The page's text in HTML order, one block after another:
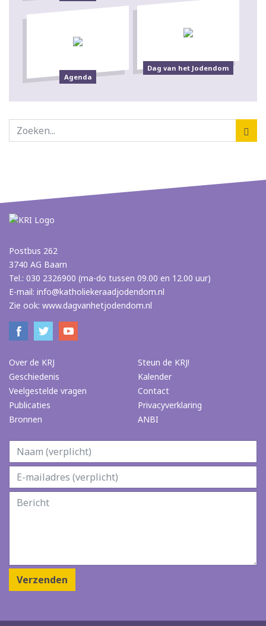
Agenda
Dag van het Jodendom
Postbus 262
3740 AG Baarn
Tel.: 030 2326900 (ma-do tussen 09.00 en 12.00 uur)
E-mail: info@katholiekeraadjodendom.nl
Zie ook: www.dagvanhetjodendom.nl
Over de KRJ
Geschiedenis
Veelgestelde vragen
Publicaties
Bronnen
Steun de KRJ!
Kalender
Contact
Privacyverklaring
ANBI
Verzenden